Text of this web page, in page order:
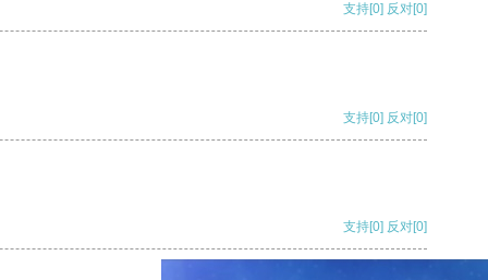
支持[0] 反对[0]
支持[0] 反对[0]
支持[0] 反对[0]